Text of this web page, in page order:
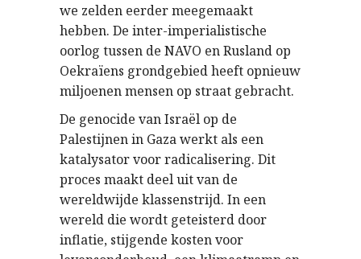
we zelden eerder meegemaakt
hebben. De inter-imperialistische
oorlog tussen de NAVO en Rusland op
Oekraïens grondgebied heeft opnieuw
miljoenen mensen op straat gebracht.
De genocide van Israël op de
Palestijnen in Gaza werkt als een
katalysator voor radicalisering. Dit
proces maakt deel uit van de
wereldwijde klassenstrijd. In een
wereld die wordt geteisterd door
inflatie, stijgende kosten voor